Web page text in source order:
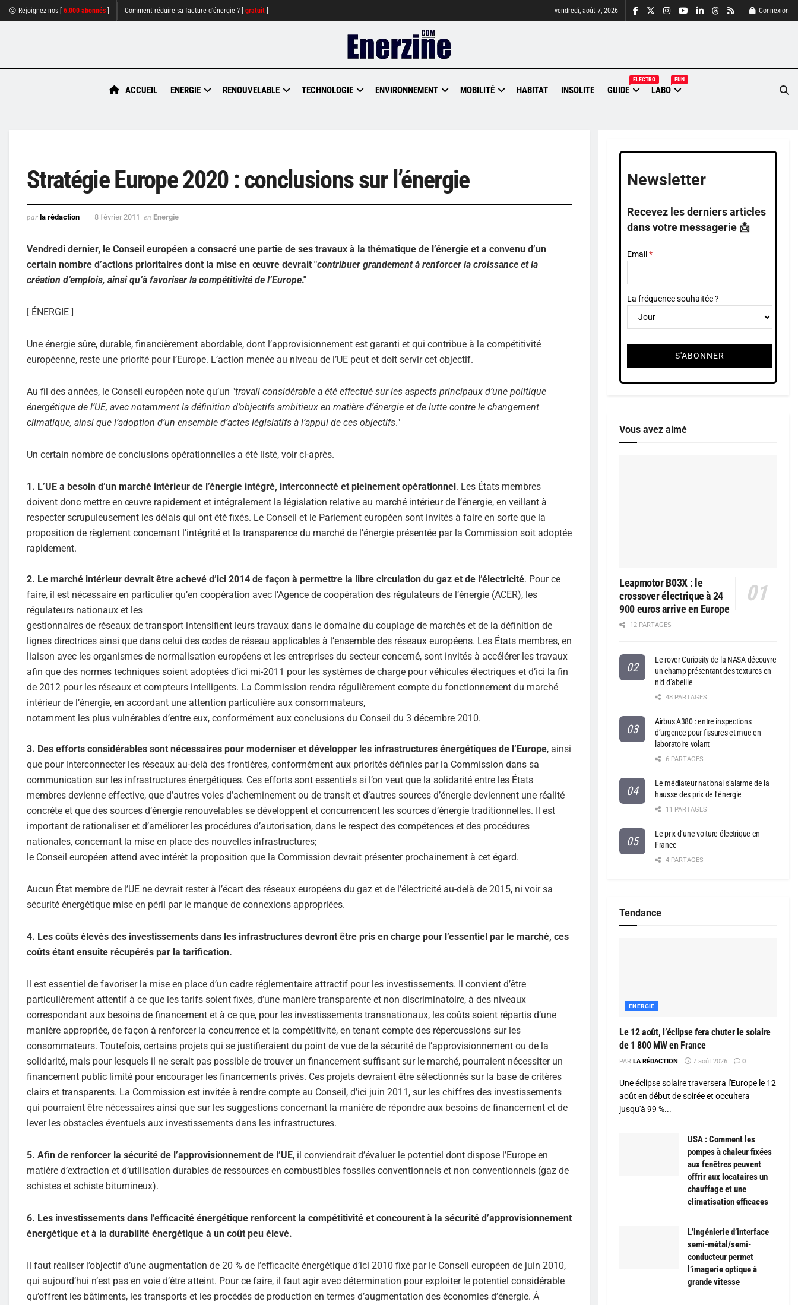
😮 Rejoignez nos [ 6.000 abonnés Comment réduire sa facture d'énergie ? [ gratuit vendredi, août 7, 2026 Connexion
ACCUEIL ENERGIE RENOUVELABLE TECHNOLOGIE ENVIRONNEMENT MOBILITÉ HABITAT INSOLITE GUIDE
ELECTRO
LABO
FUN
Stratégie Europe 2020 : conclusions sur l’énergie
par la rédaction 8 février 2011 en Energie
Vendredi dernier, le Conseil européen a consacré une partie de ses travaux à la thématique de l’énergie et a convenu d’un
certain nombre d’actions prioritaires dont la mise en œuvre devrait "contribuer grandement à renforcer la croissance et la
création d’emplois, ainsi qu’à favoriser la compétitivité de l’Europe."
[ ÉNERGIE ]
Une énergie sûre, durable, financièrement abordable, dont l’approvisionnement est garanti et qui contribue à la compétitivité
européenne, reste une priorité pour l’Europe. L’action menée au niveau de l’UE peut et doit servir cet objectif.
Au fil des années, le Conseil européen note qu’un "travail considérable a été effectué sur les aspects principaux d’une politique
énergétique de l’UE, avec notamment la définition d’objectifs ambitieux en matière d’énergie et de lutte contre le changement
climatique, ainsi que l’adoption d’un ensemble d’actes législatifs à l’appui de ces objectifs."
Un certain nombre de conclusions opérationnelles a été listé, voir ci-après.
1. L’UE a besoin d’un marché intérieur de l’énergie intégré, interconnecté et pleinement opérationnel. Les États membres
doivent donc mettre en œuvre rapidement et intégralement la législation relative au marché intérieur de l’énergie, en veillant à
respecter scrupuleusement les délais qui ont été fixés. Le Conseil et le Parlement européen sont invités à faire en sorte que la
proposition de règlement concernant l’intégrité et la transparence du marché de l’énergie présentée par la Commission soit adoptée
rapidement.
2. Le marché intérieur devrait être achevé d’ici 2014 de façon à permettre la libre circulation du gaz et de l’électricité. Pour ce
faire, il est nécessaire en particulier qu’en coopération avec l’Agence de coopération des régulateurs de l’énergie (ACER), les
régulateurs nationaux et les
gestionnaires de réseaux de transport intensifient leurs travaux dans le domaine du couplage de marchés et de la définition de
lignes directrices ainsi que dans celui des codes de réseau applicables à l’ensemble des réseaux européens. Les États membres, en
liaison avec les organismes de normalisation européens et les entreprises du secteur concerné, sont invités à accélérer les travaux
afin que des normes techniques soient adoptées d’ici mi-2011 pour les systèmes de charge pour véhicules électriques et d’ici la fin
de 2012 pour les réseaux et compteurs intelligents. La Commission rendra régulièrement compte du fonctionnement du marché
intérieur de l’énergie, en accordant une attention particulière aux consommateurs,
notamment les plus vulnérables d’entre eux, conformément aux conclusions du Conseil du 3 décembre 2010.
3. Des efforts considérables sont nécessaires pour moderniser et développer les infrastructures énergétiques de l’Europe, ainsi
que pour interconnecter les réseaux au-delà des frontières, conformément aux priorités définies par la Commission dans sa
communication sur les infrastructures énergétiques. Ces efforts sont essentiels si l’on veut que la solidarité entre les États
membres devienne effective, que d’autres voies d’acheminement ou de transit et d’autres sources d’énergie deviennent une réalité
concrète et que des sources d’énergie renouvelables se développent et concurrencent les sources d’énergie traditionnelles. Il est
important de rationaliser et d’améliorer les procédures d’autorisation, dans le respect des compétences et des procédures
nationales, concernant la mise en place des nouvelles infrastructures;
le Conseil européen attend avec intérêt la proposition que la Commission devrait présenter prochainement à cet égard.
Aucun État membre de l’UE ne devrait rester à l’écart des réseaux européens du gaz et de l’électricité au-delà de 2015, ni voir sa
sécurité énergétique mise en péril par le manque de connexions appropriées.
4. Les coûts élevés des investissements dans les infrastructures devront être pris en charge pour l’essentiel par le marché, ces
coûts étant ensuite récupérés par la tarification.
Il est essentiel de favoriser la mise en place d’un cadre réglementaire attractif pour les investissements. Il convient d’être
particulièrement attentif à ce que les tarifs soient fixés, d’une manière transparente et non discriminatoire, à des niveaux
correspondant aux besoins de financement et à ce que, pour les investissements transnationaux, les coûts soient répartis d’une
manière appropriée, de façon à renforcer la concurrence et la compétitivité, en tenant compte des répercussions sur les
consommateurs. Toutefois, certains projets qui se justifieraient du point de vue de la sécurité de l’approvisionnement ou de la
solidarité, mais pour lesquels il ne serait pas possible de trouver un financement suffisant sur le marché, pourraient nécessiter un
financement public limité pour encourager les financements privés. Ces projets devraient être sélectionnés sur la base de critères
clairs et transparents. La Commission est invitée à rendre compte au Conseil, d’ici juin 2011, sur les chiffres des investissements
qui pourraient être nécessaires ainsi que sur les suggestions concernant la manière de répondre aux besoins de financement et de
lever les obstacles éventuels aux investissements dans les infrastructures.
5. Afin de renforcer la sécurité de l’approvisionnement de l’UE, il conviendrait d’évaluer le potentiel dont dispose l’Europe en
matière d’extraction et d’utilisation durables de ressources en combustibles fossiles conventionnels et non conventionnels (gaz de
schistes et schiste bitumineux).
6. Les investissements dans l’efficacité énergétique renforcent la compétitivité et concourent à la sécurité d’approvisionnement
énergétique et à la durabilité énergétique à un coût peu élevé.
Il faut réaliser l’objectif d’une augmentation de 20 % de l’efficacité énergétique d’ici 2010 fixé par le Conseil européen de juin 2010,
qui aujourd’hui n’est pas en voie d’être atteint. Pour ce faire, il faut agir avec détermination pour exploiter le potentiel considérable
qu’offrent les bâtiments, les transports et les procédés de production en termes d’augmentation des économies d’énergie. À
Newsletter
Recevez les derniers articles
dans votre messagerie 📩
Email
La fréquence souhaitée ?
Vous avez aimé
Leapmotor B03X : le
crossover électrique à 24
900 euros arrive en Europe
12 PARTAGES
Le rover Curiosity de la NASA découvre
un champ présentant des textures en
nid d’abeille
48 PARTAGES
Airbus A380 : entre inspections
d’urgence pour fissures et mue en
laboratoire volant
6 PARTAGES
Le médiateur national s’alarme de la
hausse des prix de l’énergie
11 PARTAGES
Le prix d’une voiture électrique en
France
4 PARTAGES
Tendance
ENERGIE
Le 12 août, l’éclipse fera chuter le solaire
de 1 800 MW en France
PAR LA RÉDACTION 7 août 2026 0
Une éclipse solaire traversera l'Europe le 12
août en début de soirée et occultera
jusqu'à 99 %...
USA : Comment les
pompes à chaleur fixées
aux fenêtres peuvent
offrir aux locataires un
chauffage et une
climatisation efficaces
L’ingénierie d’interface
semi-métal/semi-
conducteur permet
l’imagerie optique à
grande vitesse